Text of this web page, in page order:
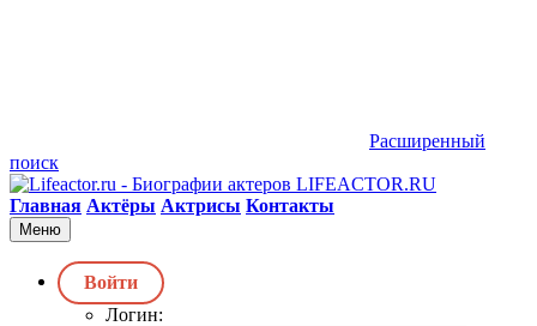
Расширенный
поиск
LIFEACTOR.RU
Главная Актёры Актрисы Контакты
Меню
Войти
Логин: